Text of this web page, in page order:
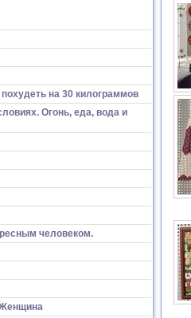
похудеть на 30 килограммов
Огонь, еда, вода и
человеком.